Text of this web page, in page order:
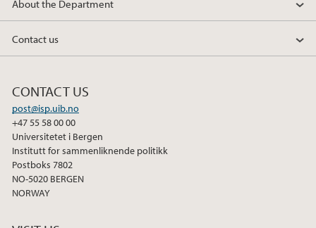
About the Department
Contact us
CONTACT US
post@isp.uib.no
+47 55 58 00 00
Universitetet i Bergen
Institutt for sammenliknende politikk
Postboks 7802
NO-5020 BERGEN
NORWAY